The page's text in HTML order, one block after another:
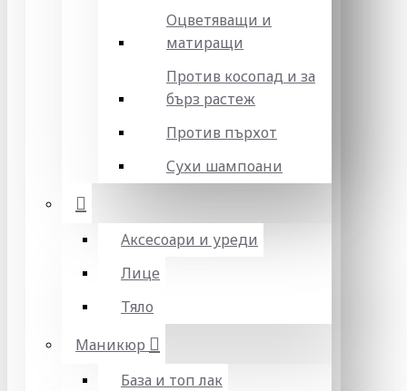
Оцветяващи и
матиращи
Против косопад и за
бърз растеж
Против пърхот
Сухи шампоани
Аксесоари и уреди
Лице
Тяло
Маникюр
База и топ лак